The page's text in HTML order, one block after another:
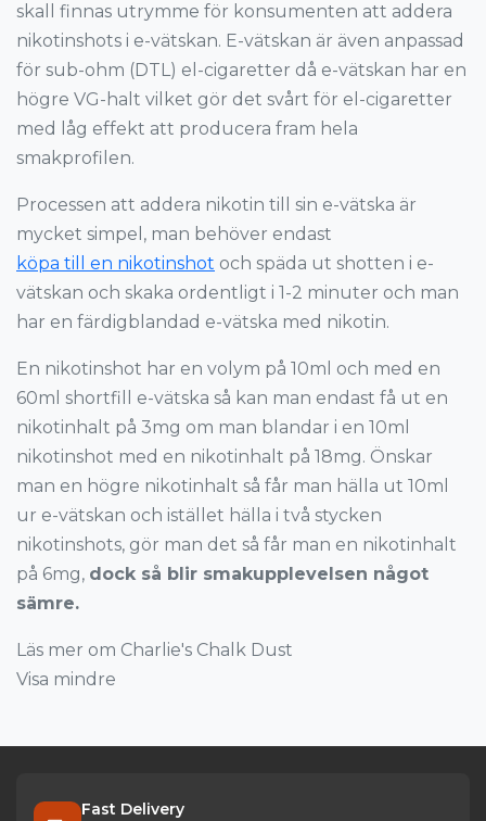
skall finnas utrymme för konsumenten att addera
nikotinshots i e-vätskan. E-vätskan är även anpassad
för sub-ohm (DTL) el-cigaretter då e-vätskan har en
högre VG-halt vilket gör det svårt för el-cigaretter
med låg effekt att producera fram hela
smakprofilen.
Processen att addera nikotin till sin e-vätska är
mycket simpel, man behöver endast
köpa till en nikotinshot och späda ut shotten i e-
vätskan och skaka ordentligt i 1-2 minuter och man
har en färdigblandad e-vätska med nikotin.
En nikotinshot har en volym på 10ml och med en
60ml shortfill e-vätska så kan man endast få ut en
nikotinhalt på 3mg om man blandar i en 10ml
nikotinshot med en nikotinhalt på 18mg. Önskar
man en högre nikotinhalt så får man hälla ut 10ml
ur e-vätskan och istället hälla i två stycken
nikotinshots, gör man det så får man en nikotinhalt
på 6mg, dock så blir smakupplevelsen något
sämre.
Läs mer om Charlie's Chalk Dust
Visa mindre
Fast Delivery